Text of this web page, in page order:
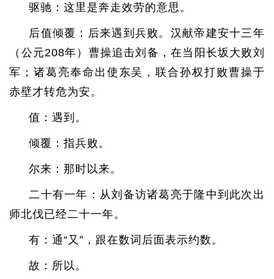
驱驰：这里是奔走效劳的意思。
后值倾覆：后来遇到兵败。汉献帝建安十三年
（公元208年）曹操追击刘备，在当阳长坂大败刘
军；诸葛亮奉命出使东吴，联合孙权打败曹操于
赤壁才转危为安。
值：遇到。
倾覆：指兵败。
尔来：那时以来。
二十有一年：从刘备访诸葛亮于隆中到此次出
师北伐已经二十一年。
有：通“又”，跟在数词后面表示约数。
故：所以。